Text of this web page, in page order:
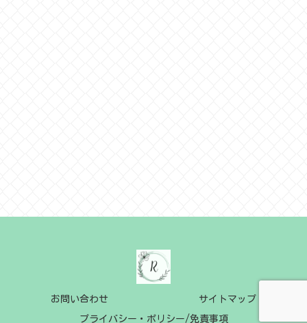
お問い合わせ サイトマップ
プライバシー・ポリシー/免責事項